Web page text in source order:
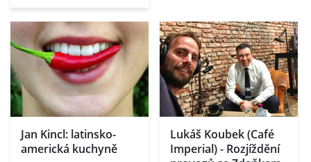
Jan Kincl: latinsko-
americká kuchyně
Lukáš Koubek (Café
Imperial) - Rozjíždění